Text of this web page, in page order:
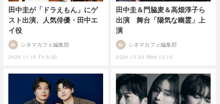
田中圭が「ドラえもん」にゲ
スト出演、人気俳優・田中エ
イ役
2024.11.15 Fri 5:00
シネマカフェ編集部
田中圭＆門脇麦＆高畑淳子ら
出演 舞台「陽気な幽霊」上
演
2024.10.30 Wed 12:10
シネマカフェ編集部